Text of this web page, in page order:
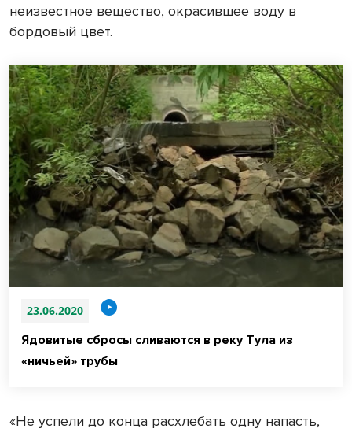
неизвестное вещество, окрасившее воду в
бордовый цвет.
23.06.2020
Ядовитые сбросы сливаются в реку Тула из
«ничьей» трубы
«Не успели до конца расхлебать одну напасть,